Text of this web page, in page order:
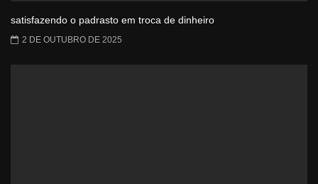
satisfazendo o padrasto em troca de dinheiro
2 DE OUTUBRO DE 2025